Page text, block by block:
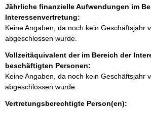
f
o
r
m
t
i
o
n
e
Jährliche finanzielle Aufwendungen im
Interessenvertretung:
Keine Angaben, da noch kein Geschäftsjahr
abgeschlossen wurde.
Vollzeitäquivalent der im Bereich der
beschäftigten Personen:
Keine Angaben, da noch kein Geschäftsjahr
abgeschlossen wurde.
Vertretungsberechtigte Person(en):